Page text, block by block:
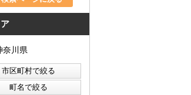
奈川県